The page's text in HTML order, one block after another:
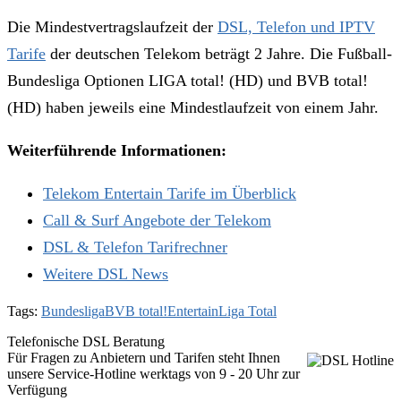
Die Mindestvertragslaufzeit der DSL, Telefon und IPTV
Tarife der deutschen Telekom beträgt 2 Jahre. Die Fußball-
Bundesliga Optionen LIGA total! (HD) und BVB total!
(HD) haben jeweils eine Mindestlaufzeit von einem Jahr.
Weiterführende Informationen:
Telekom Entertain Tarife im Überblick
Call & Surf Angebote der Telekom
DSL & Telefon Tarifrechner
Weitere DSL News
Tags: BundesligaBVB total!EntertainLiga Total
Telefonische DSL Beratung
Für Fragen zu Anbietern und Tarifen steht Ihnen
unsere Service-Hotline werktags von 9 - 20 Uhr zur
Verfügung